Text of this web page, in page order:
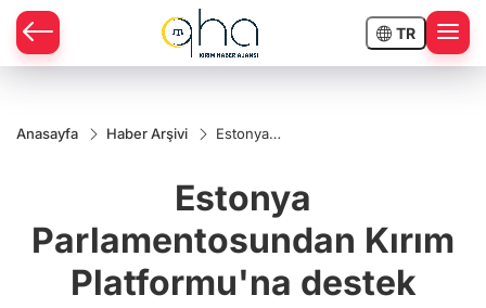
TR
Anasayfa Haber Arşivi
Estonya
destek
Estonya
Parlamentosundan Kırım
Platformu'na destek